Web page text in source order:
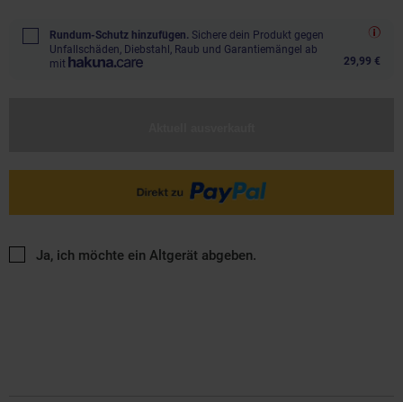
Rundum-Schutz hinzufügen. Sichere dein Produkt gegen
Unfallschäden, Diebstahl, Raub und Garantiemängel ab
mit
29,99 €
Ja, ich möchte ein Altgerät abgeben.